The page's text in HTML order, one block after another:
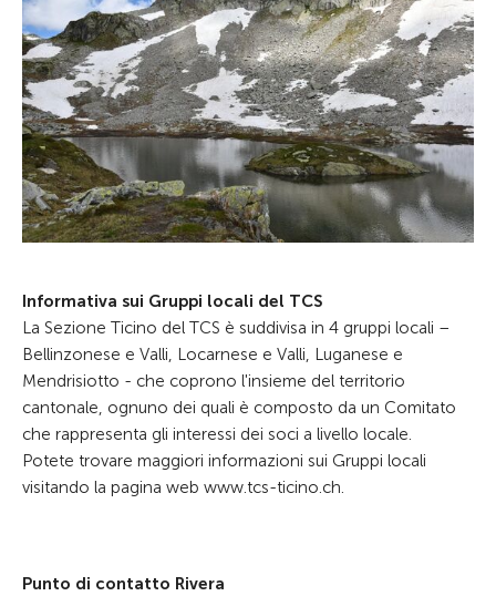
Informativa sui Gruppi locali del TCS
La Sezione Ticino del TCS è suddivisa in 4 gruppi locali –
Bellinzonese e Valli, Locarnese e Valli, Luganese e
Mendrisiotto - che coprono l'insieme del territorio
cantonale, ognuno dei quali è composto da un Comitato
che rappresenta gli interessi dei soci a livello locale.
Potete trovare maggiori informazioni sui Gruppi locali
visitando la pagina web www.tcs-ticino.ch.
Punto di contatto Rivera